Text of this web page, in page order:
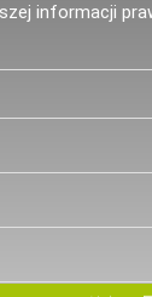
informacji